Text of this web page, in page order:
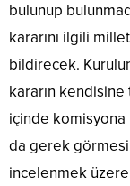
bulunup
kararını ilgili
bildirecek.
kararın
içinde komisyona
da gerek görmesi
incelenmek